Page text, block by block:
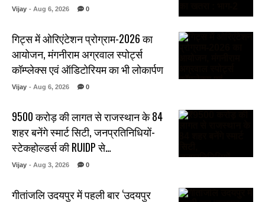
Vijay - Aug 6, 2026 0
गिट्स में ओरिएंटेशन प्रोग्राम-2026 का
आयोजन, मंगनीराम अग्रवाल स्पोर्ट्स
कॉम्प्लेक्स एवं ऑडिटोरियम का भी लोकार्पण
Vijay - Aug 6, 2026 0
₹9500 करोड़ की लागत से राजस्थान के 84
शहर बनेंगे स्मार्ट सिटी, जनप्रतिनिधियों-
स्टेकहोल्डर्स की RUIDP से…
Vijay - Aug 3, 2026 0
गीतांजलि उदयपुर में पहली बार ‘उदयपुर